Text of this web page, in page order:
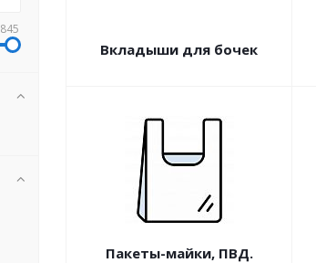
Вкладыши для бочек
Пакеты-майки, ПВД.
845